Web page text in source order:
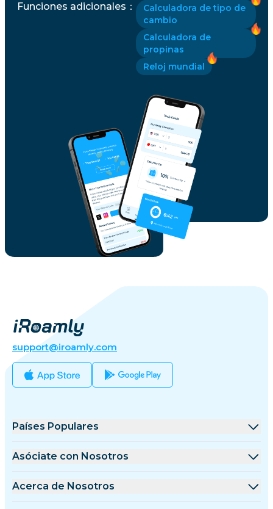
Funciones adicionales ：
Calculadora de tipo de
cambio
Calculadora de
propinas
Reloj mundial
support@iroamly.com
Países Populares
Estados Unidos
Asóciate con Nosotros
Plataforma de Mayoristas
Acerca de Nosotros